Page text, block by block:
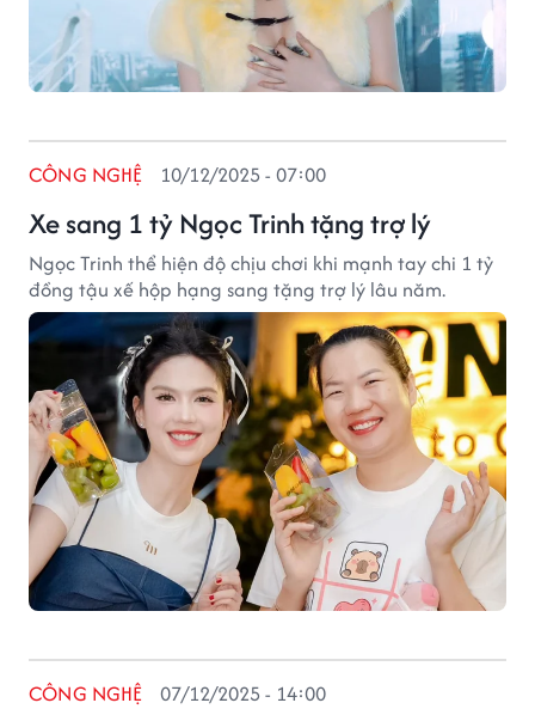
Xe sang 1 tỷ Ngọc Trinh tặng trợ lý
CÔNG NGHỆ 10/12/2025 - 07:00
Ngọc Trinh thể hiện độ chịu chơi khi mạnh tay chi 1 tỷ
đồng tậu xế hộp hạng sang tặng trợ lý lâu năm.
CÔNG NGHỆ 07/12/2025 - 14:00